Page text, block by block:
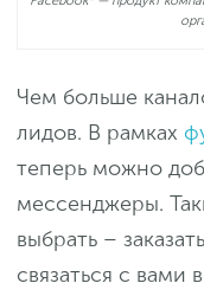
Чем больше
лидов. В рамках
теперь можно
мессенджеры.
выбрать –
связаться с вами